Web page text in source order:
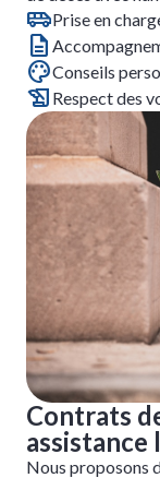
Prise en
Conseils
Respect des
Contrats
assistance
Nous proposons